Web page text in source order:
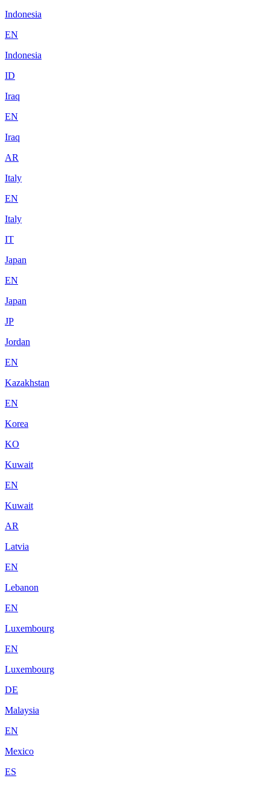
Indonesia
EN
Indonesia
ID
Iraq
EN
Iraq
AR
Italy
EN
Italy
IT
Japan
EN
Japan
JP
Jordan
EN
Kazakhstan
EN
Korea
KO
Kuwait
EN
Kuwait
AR
Latvia
EN
Lebanon
EN
Luxembourg
EN
Luxembourg
DE
Malaysia
EN
Mexico
ES